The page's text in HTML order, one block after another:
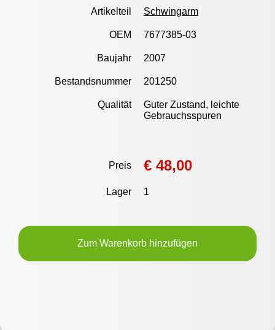
Artikelteil Schwingarm
OEM 7677385-03
Baujahr 2007
Bestandsnummer 201250
Qualität
Guter Zustand, leichte
Gebrauchsspuren
Preis € 48,00
Lager 1
Zum Warenkorb hinzufügen